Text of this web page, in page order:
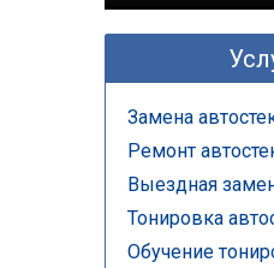
Замена
Ремонт
Выездная
Тонировка
Обучение